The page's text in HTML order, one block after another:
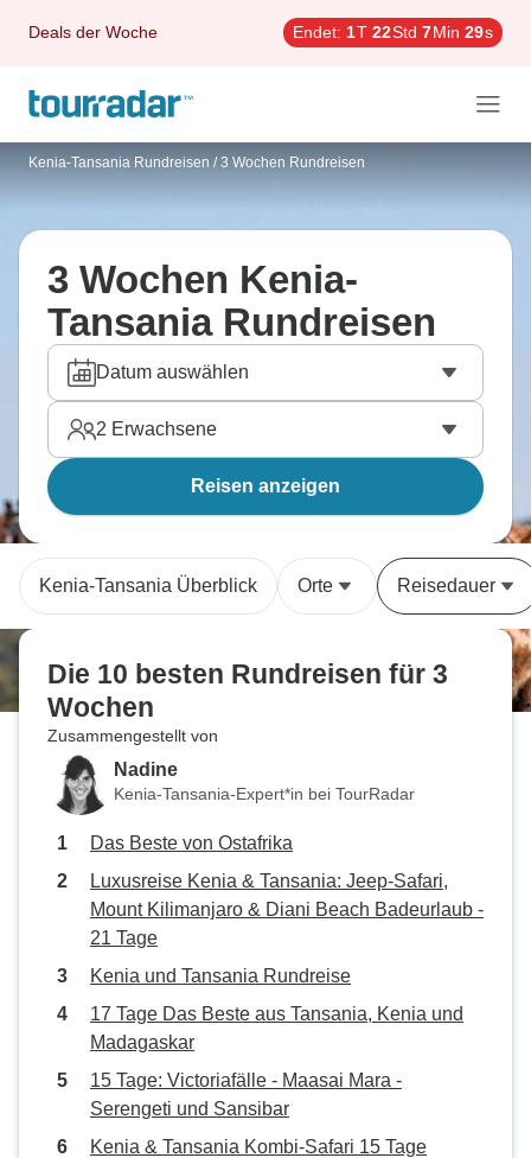
Deals der Woche Endet: 1T 22Std 7Min 28s
Kenia-Tansania Rundreisen / 3 Wochen Rundreisen
3 Wochen Kenia-
Tansania Rundreisen
Datum auswählen
2 Erwachsene
Reisen anzeigen
Kenia-Tansania Überblick Orte Reisedauer
Die 10 besten Rundreisen für 3
Wochen
Zusammengestellt von
Nadine
Kenia-Tansania-Expert*in bei TourRadar
Das Beste von Ostafrika
Luxusreise Kenia & Tansania: Jeep-Safari,
Mount Kilimanjaro & Diani Beach Badeurlaub -
21 Tage
Kenia und Tansania Rundreise
17 Tage Das Beste aus Tansania, Kenia und
Madagaskar
15 Tage: Victoriafälle - Maasai Mara -
Serengeti und Sansibar
Kenia & Tansania Kombi-Safari 15 Tage